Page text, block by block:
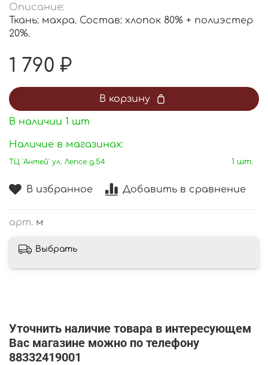
В избранное Добавить в сравнение
арт. м
Описание:
Ткань: махра. Состав: хлопок 80% + полиэстер
20%.
1 790 ₽
В корзину
В наличии 1 шт
Наличие в магазинах:
ТЦ 'Антей' ул. Лепсе д.54 1 шт.
Выбрать
Уточнить наличие товара в интересующем
Вас магазине можно по телефону
88332419001